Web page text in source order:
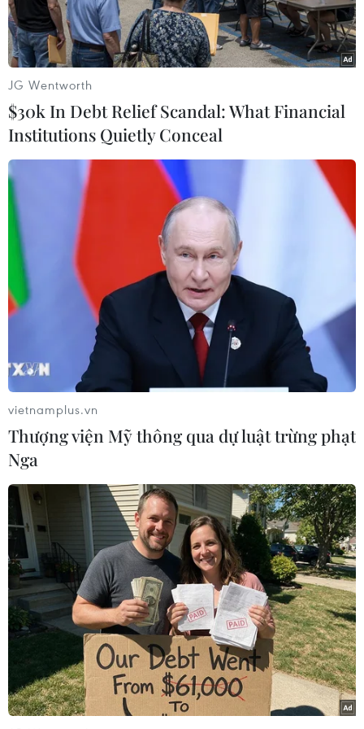
(Ảnh: Lê Minh Sơn/Vietnam+)
Theo Trung tâm Dự báo Khí tượng Thủy văn
Trung ương, ngày hôm nay (23/6), do ảnh hưởng
của vùng áp thấp nóng phía Tây nên khu vực
Đồng Bằng Bắc Bộ, một số nơi ở Tây Bắc Bộ (tập
trung ở hai tỉnh Sơn La và Hòa Bình) sẽ xảy ra
nắng nóng cộng với độ ẩm không khí trên 60%
tạo cảm giác oi bức về trưa và chiều. Nhiệt độ
cao nhất trong ngày phổ biến 35-36 độ, có nơi
cao trên 36 độ C.
Các tỉnh miền Trung từ Thanh Hóa trở vào đến
Phú Yên đã xảy ra nắng nóng trên diện rộng với
nhiệt độ cao nhất trong ngày phổ biến 35-37 độ,
có nơi trên 37 độ C như tại Nho Quan (Ninh
Bình) 37.3 độ C, Hồi Xuân (Thanh Hóa) 37.3 độ
C, Tĩnh Gia (Thanh Hóa) 38.9 độ C, Tương
Dương (Nghệ An) 37.5 độ C, Hương Khê (Hà
Tĩnh) 38.0 độ C, Đông Hà (Quảng Trị) 37.2 độ C...
Thời gian có nhiệt độ trên 35 độ từ 12-15 giờ.
Từ ngày 25/6, nắng nóng ở các tỉnh miền Trung
JG Wentworth
$30k In Debt Relief Scandal: What Financial
Institutions Quietly Conceal
vietnamplus.vn
Thượng viện Mỹ thông qua dự luật trừng phạt
Nga